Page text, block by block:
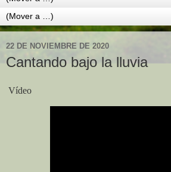
22 DE NOVIEMBRE DE 2020
Cantando bajo la lluvia
Vídeo